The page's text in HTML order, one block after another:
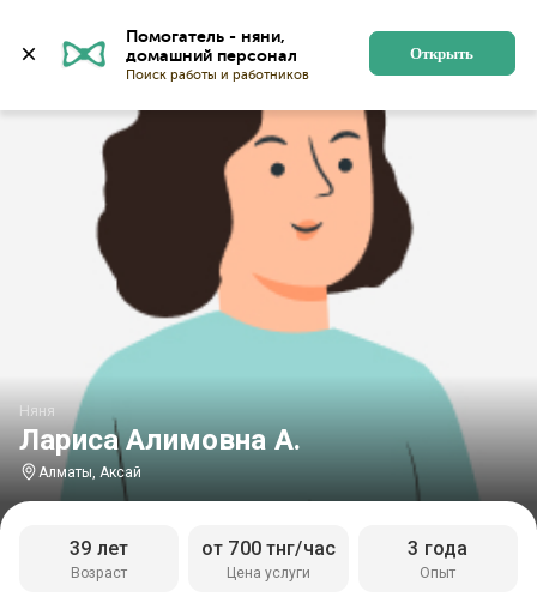
Помогатель - няни,
Поиск работы и работников
Открыть
Лариса Алимовна А.
Няня
Алматы, Аксай
Возраст
39 лет
Цена услуги
от 700 тнг/час
Опыт
3 года